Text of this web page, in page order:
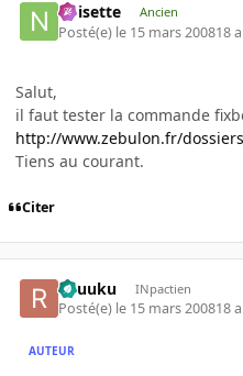
noisette Ancien
Posté(e) le 15 mars 200818 a
Salut,
il faut tester la commande
http://www.zebulon.fr/
Tiens au courant.
Citer
Ryuuku INpactien
Posté(e) le 15 mars 200818 a
AUTEUR